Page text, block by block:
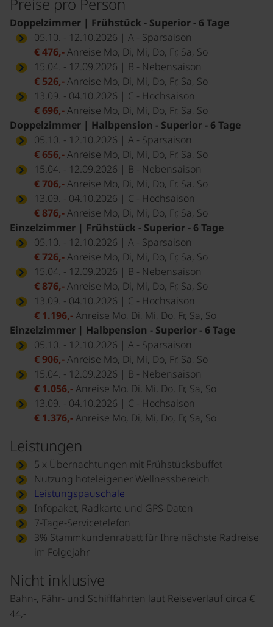
Doppelzimmer | Frühstück - Superior - 6 Tage
05.10. - 12.10.2026 | A - Sparsaison
€ 476,-Anreise Mo, Di, Mi, Do, Fr, Sa, So
15.04. - 12.09.2026 | B - Nebensaison
€ 526,-Anreise Mo, Di, Mi, Do, Fr, Sa, So
13.09. - 04.10.2026 | C - Hochsaison
€ 696,-Anreise Mo, Di, Mi, Do, Fr, Sa, So
Doppelzimmer | Halbpension - Superior - 6 Tage
05.10. - 12.10.2026 | A - Sparsaison
€ 656,-Anreise Mo, Di, Mi, Do, Fr, Sa, So
15.04. - 12.09.2026 | B - Nebensaison
€ 706,-Anreise Mo, Di, Mi, Do, Fr, Sa, So
13.09. - 04.10.2026 | C - Hochsaison
€ 876,-Anreise Mo, Di, Mi, Do, Fr, Sa, So
Einzelzimmer | Frühstück - Superior - 6 Tage
05.10. - 12.10.2026 | A - Sparsaison
€ 726,-Anreise Mo, Di, Mi, Do, Fr, Sa, So
15.04. - 12.09.2026 | B - Nebensaison
€ 876,-Anreise Mo, Di, Mi, Do, Fr, Sa, So
13.09. - 04.10.2026 | C - Hochsaison
€ 1.196,-Anreise Mo, Di, Mi, Do, Fr, Sa, So
Einzelzimmer | Halbpension - Superior - 6 Tage
05.10. - 12.10.2026 | A - Sparsaison
€ 906,-Anreise Mo, Di, Mi, Do, Fr, Sa, So
15.04. - 12.09.2026 | B - Nebensaison
€ 1.056,-Anreise Mo, Di, Mi, Do, Fr, Sa, So
13.09. - 04.10.2026 | C - Hochsaison
€ 1.376,-Anreise Mo, Di, Mi, Do, Fr, Sa, So
Leistungen
5 x Übernachtungen mit Frühstücksbuffet
Nutzung hoteleigener Wellnessbereich
Leistungspauschale
Infopaket, Radkarte und GPS-Daten
7-Tage-Servicetelefon
3% Stammkundenrabatt für Ihre nächste Radreise
im Folgejahr
Nicht inklusive
Bahn-, Fähr- und Schifffahrten laut Reiseverlauf circa €
44,-